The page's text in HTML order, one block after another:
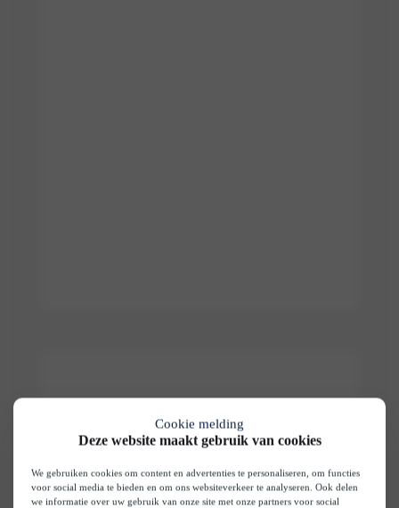
Cookie melding
Deze website maakt gebruik van cookies
We gebruiken cookies om content en advertenties te personaliseren, om functies
voor social media te bieden en om ons websiteverkeer te analyseren. Ook delen
we informatie over uw gebruik van onze site met onze partners voor social